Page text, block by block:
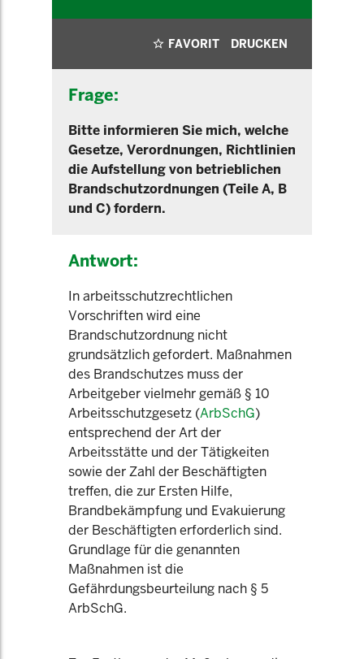
FAVORIT DRUCKEN
Frage:
Bitte informieren Sie mich, welche
Gesetze, Verordnungen, Richtlinien
die Aufstellung von betrieblichen
Brandschutzordnungen (Teile A, B
und C) fordern.
Antwort:
In arbeitsschutzrechtlichen
Vorschriften wird eine
Brandschutzordnung nicht
grundsätzlich gefordert. Maßnahmen
des Brandschutzes muss der
Arbeitgeber vielmehr gemäß § 10
Arbeitsschutzgesetz (ArbSchG)
entsprechend der Art der
Arbeitsstätte und der Tätigkeiten
sowie der Zahl der Beschäftigten
treffen, die zur Ersten Hilfe,
Brandbekämpfung und Evakuierung
der Beschäftigten erforderlich sind.
Grundlage für die genannten
Maßnahmen ist die
Gefährdungsbeurteilung nach § 5
ArbSchG.